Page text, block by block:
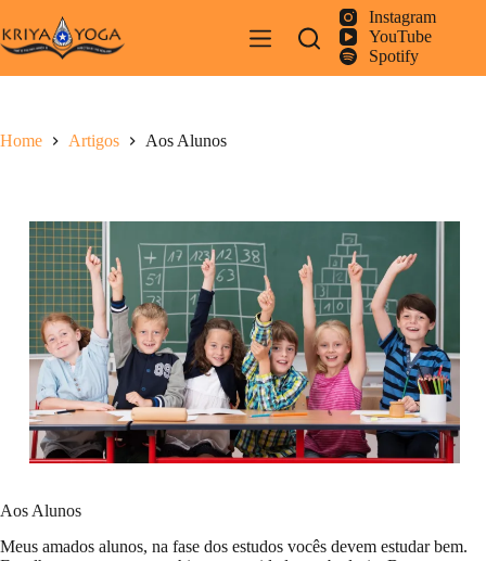
para
o
Instagram
YouTube
Spotify
Home Artigos Aos Alunos
Aos Alunos
Meus amados alunos, na fase dos estudos vocês devem estudar bem.